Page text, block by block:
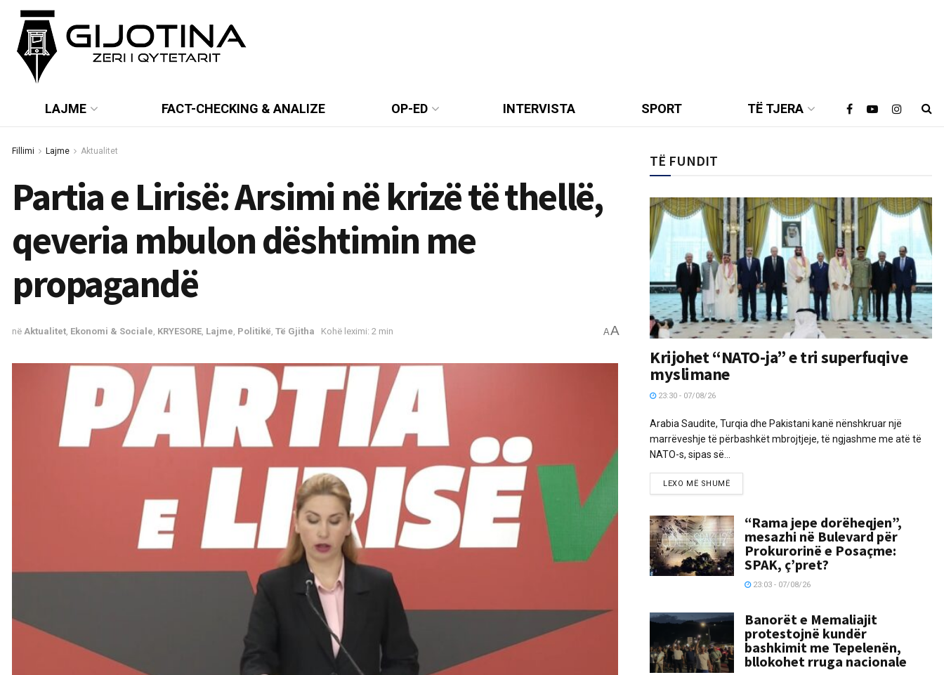
LAJME FACT-CHECKING & ANALIZE OP-ED INTERVISTA SPORT TË TJERA
Fillimi Lajme Aktualitet
Partia e Lirisë: Arsimi në krizë të thellë,
qeveria mbulon dështimin me
propagandë
në Aktualitet Ekonomi & Sociale KRYESORE Lajme Politikë Të Gjitha Kohë leximi: 2 min AA
TË FUNDIT
Krijohet “NATO-ja” e tri superfuqive
myslimane
23:30 - 07/08/26
Arabia Saudite, Turqia dhe Pakistani kanë nënshkruar një
marrëveshje të përbashkët mbrojtjeje, të ngjashme me atë të
NATO-s, sipas së...
LEXO MË SHUMË
“Rama jepe dorëheqjen”,
mesazhi në Bulevard për
Prokurorinë e Posaçme:
SPAK, ç’pret?
23:03 - 07/08/26
Banorët e Memaliajit
protestojnë kundër
bashkimit me Tepelenën,
bllokohet rruga nacionale